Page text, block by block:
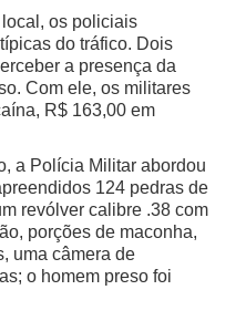
os policiais
do tráfico. Dois
a presença da
Com ele, os militares
R$ 163,00 em
a Polícia Militar abordou
124 pedras de
revólver calibre .38 com
porções de maconha,
uma câmera de
o homem preso foi